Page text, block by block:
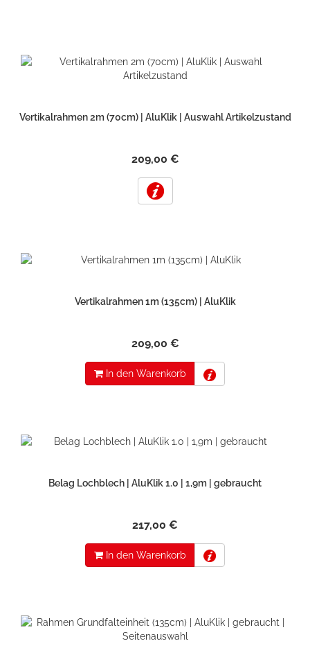
Vertikalrahmen 2m (70cm) | AluKlik | Auswahl Artikelzustand
209,00 €
Vertikalrahmen 1m (135cm) | AluKlik
209,00 €
In den Warenkorb
Belag Lochblech | AluKlik 1.0 | 1,9m | gebraucht
217,00 €
In den Warenkorb